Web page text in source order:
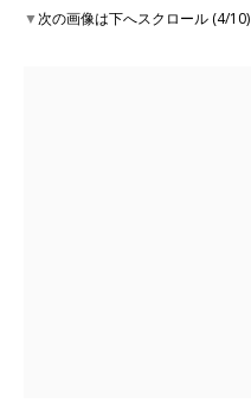
▼次の画像は下へスクロール (4/10)